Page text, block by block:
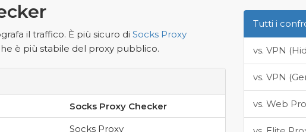
il traffico. È più sicuro di Socks Proxy
è più stabile del proxy pubblico.
Socks Proxy Checker
Socks Proxy
Tutti i
vs. VPN
vs. VPN
vs. Web